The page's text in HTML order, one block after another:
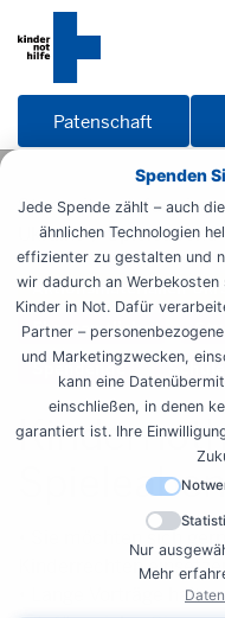
Spenden
Jede Spende zählt – auch
ähnlichen Technologien
effizienter zu gestalten und
wir dadurch an
Kinder in Not. Dafür
Partner –
und Marketingzwecken,
kann eine
einschließen, in denen
garantiert ist. Ihre
Nur
Mehr
Patenschaft
Startseite
Ukraine
Spieleabend
Aktionsmaterialien
Ehrenamtliche
Spendende
• Sie möchten sich
Kinderrechten
• Lange Vorträge